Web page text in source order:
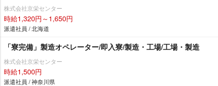
株式会社京栄センター
時給1,320円～1,650円
派遣社員 / 北海道
「寮完備」製造オペレーター/即入寮/製造・工場/工場・製造
株式会社京栄センター
時給1,500円
派遣社員 / 神奈川県